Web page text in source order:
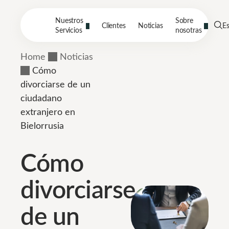
Nuestros
Servicios
Clientes Noticias
Sobre
nosotras
Es
Home
Noticias
Cómo
divorciarse de un
ciudadano
extranjero en
Bielorrusia
Cómo
divorciarse
de un